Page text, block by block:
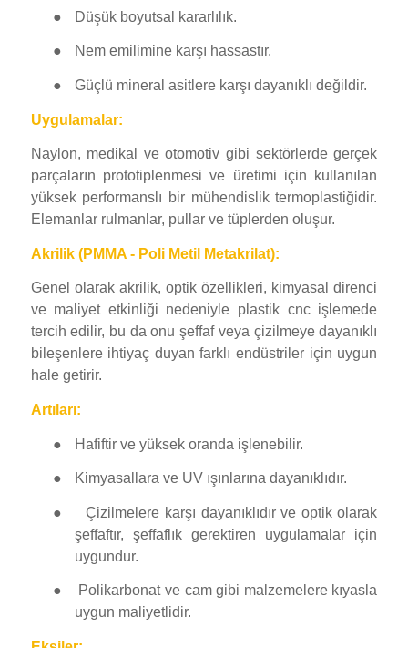
● Düşük boyutsal kararlılık.
● Nem emilimine karşı hassastır.
● Güçlü mineral asitlere karşı dayanıklı değildir.
Uygulamalar:
Naylon, medikal ve otomotiv gibi sektörlerde gerçek
parçaların prototiplenmesi ve üretimi için kullanılan
yüksek performanslı bir mühendislik termoplastiğidir.
Elemanlar rulmanlar, pullar ve tüplerden oluşur.
Akrilik (PMMA - Poli Metil Metakrilat):
Genel olarak akrilik, optik özellikleri, kimyasal direnci
ve maliyet etkinliği nedeniyle plastik cnc işlemede
tercih edilir, bu da onu şeffaf veya çizilmeye dayanıklı
bileşenlere ihtiyaç duyan farklı endüstriler için uygun
hale getirir.
Artıları:
● Hafiftir ve yüksek oranda işlenebilir.
● Kimyasallara ve UV ışınlarına dayanıklıdır.
●
Çizilmelere karşı dayanıklıdır ve optik olarak
şeffaftır, şeffaflık gerektiren uygulamalar için
uygundur.
●
Polikarbonat ve cam gibi malzemelere kıyasla
uygun maliyetlidir.